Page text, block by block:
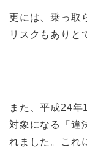
更には、乗っ取
リスクもありと
また、平成24
対象になる「違
れました。これ